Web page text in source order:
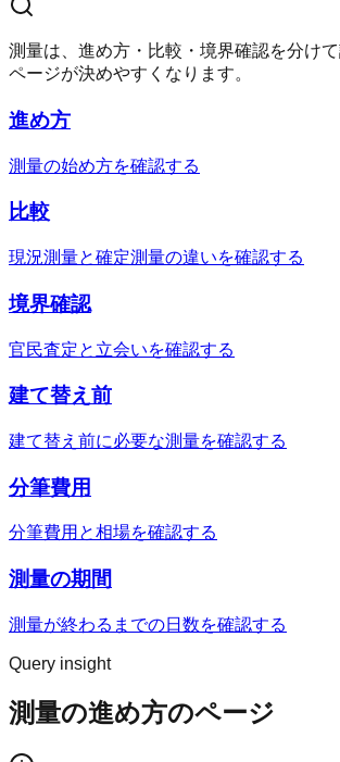
測量は、進め方・比較・境界確認を分け
ページが決めやすくなります。
進め方
測量の始め方を確認する
比較
現況測量と確定測量の違いを確認する
境界確認
官民査定と立会いを確認する
建て替え前
建て替え前に必要な測量を確認する
分筆費用
分筆費用と相場を確認する
測量の期間
測量が終わるまでの日数を確認する
Query insight
測量の進め方のページ